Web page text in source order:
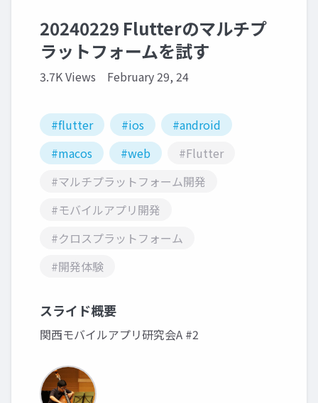
20240229 Flutterのマルチプ
ラットフォームを試す
3.7K Views February 29, 24
#flutter #ios
#android
#macos
#web
#Flutter
#マルチプラットフォーム開発
#モバイルアプリ開発
#クロスプラットフォーム
#開発体験
スライド概要
関西モバイルアプリ研究会A #2